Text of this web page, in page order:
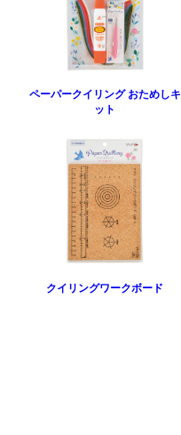
ペーパークイリング おためしキ
ット
クイリングワークボード